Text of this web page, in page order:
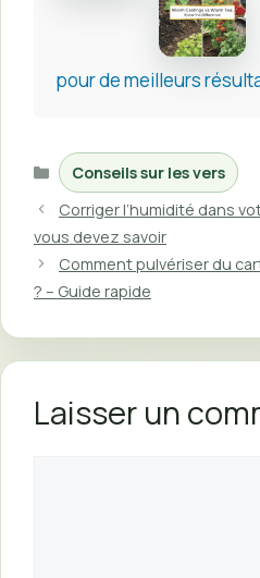
pour de meilleurs
Catégories
Conseils sur les vers
Corriger l’humidité dans
vous devez savoir
Comment pulvériser du
? – Guide rapide
Laisser un